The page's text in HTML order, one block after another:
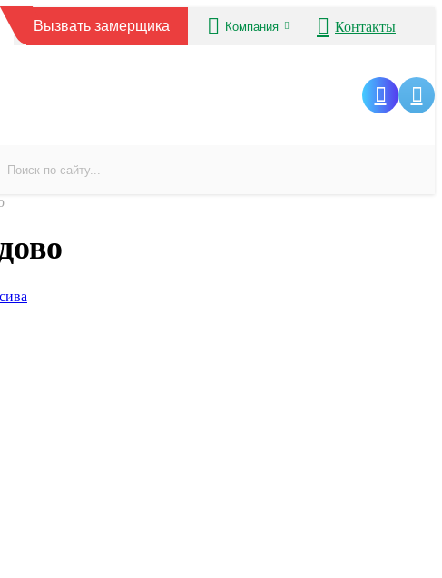
Вызвать замерщика Компания Контакты